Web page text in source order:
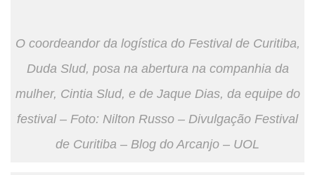
O coordeandor da logística do Festival de Curitiba,
Duda Slud, posa na abertura na companhia da
mulher, Cintia Slud, e de Jaque Dias, da equipe do
festival – Foto: Nilton Russo – Divulgação Festival
de Curitiba – Blog do Arcanjo – UOL